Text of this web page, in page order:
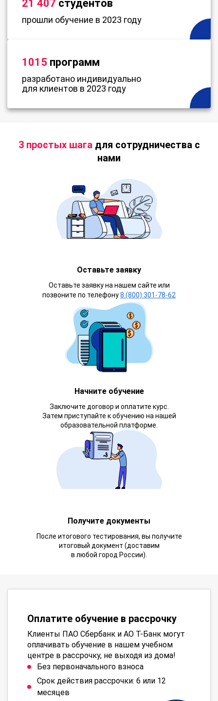
21 407 студентов
прошли обучение в 2023 году
1015 программ
разработано индивидуально
для клиентов в 2023 году
3 простых шагадля сотрудничества с
нами
Оставьте заявку
Оставьте заявку на нашем сайте или
позвоните по телефону8 (800) 301-78-62
Начните обучение
Заключите договор и оплатите курс.
Затем приступайте к обучению на нашей
образовательной платформе.
Получите документы
После итогового тестирования, вы получите
итоговый документ (доставим
в любой город России).
Оплатите обучение в рассрочку
Клиенты ПАО Сбербанк и АО Т-Банк могут
оплачивать обучение в нашем учебном
центре в рассрочку, не выходя из дома!
Без первоначального взноса
Срок действия рассрочки: 6 или 12
месяцев